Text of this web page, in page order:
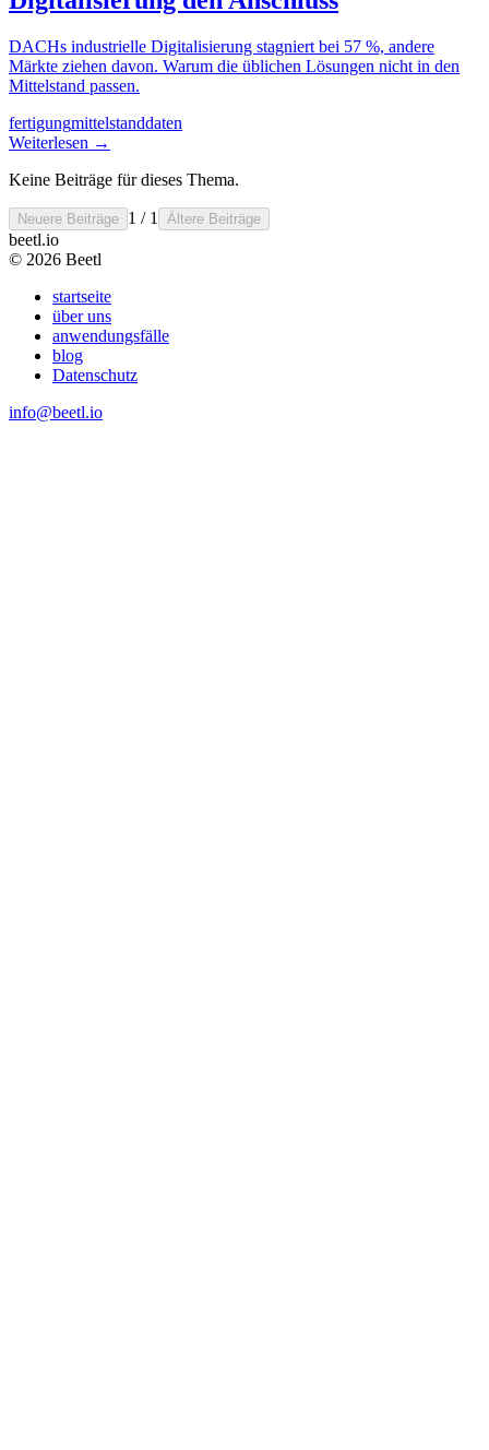
DACHs industrielle Digitalisierung stagniert bei 57 %, andere
Märkte ziehen davon. Warum die üblichen Lösungen nicht in den
Mittelstand passen.
fertigungmittelstanddaten
Weiterlesen →
Keine Beiträge für dieses Thema.
Neuere Beiträge 1 / 1 Ältere Beiträge
beetl.io
© 2026 Beetl
startseite
über uns
anwendungsfälle
blog
Datenschutz
info@beetl.io